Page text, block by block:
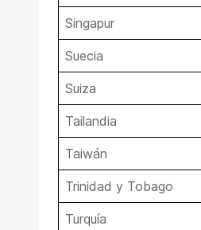
Singapur
Suecia
Suiza
Tailandia
Taiwán
Trinidad y Tobago
Turquía